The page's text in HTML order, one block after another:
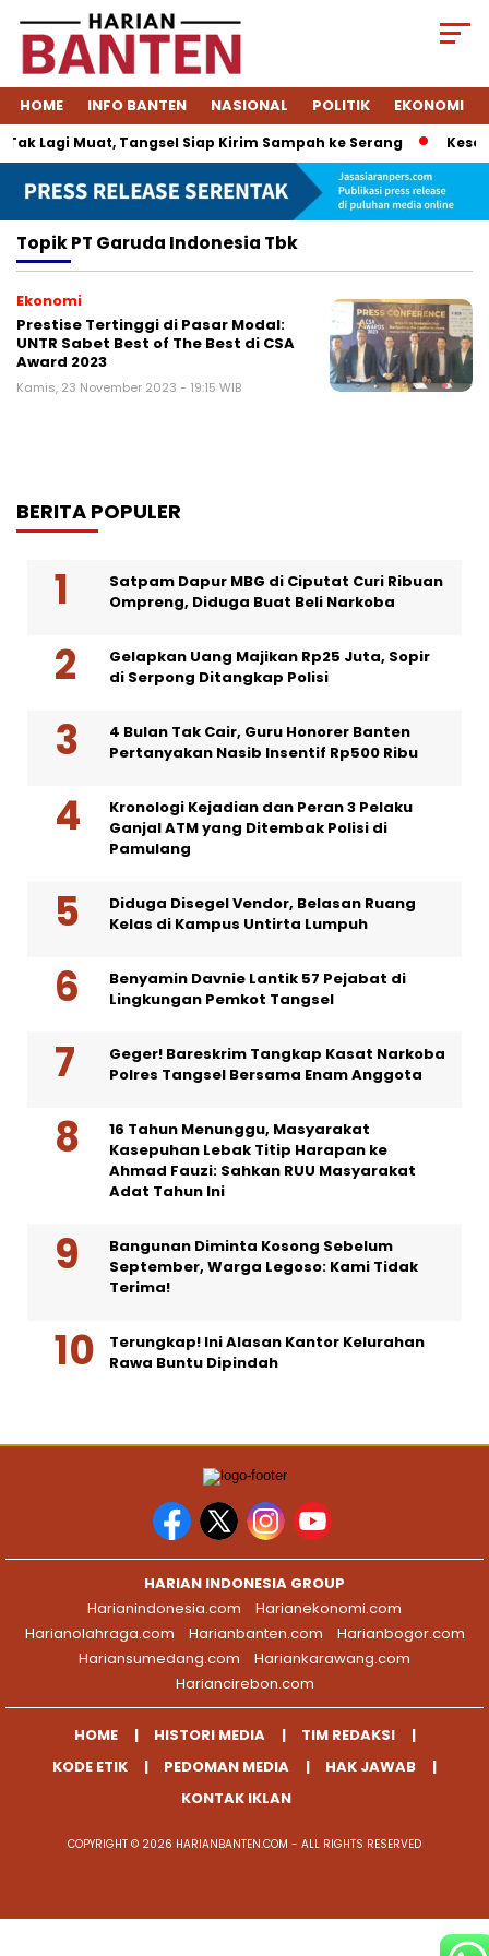
HOME INFO BANTEN NASIONAL POLITIK EKONOMI
Lagi Muat, Tangsel Siap Kirim Sampah ke Serang
TopikPT Garuda Indonesia Tbk
Ekonomi
Prestise Tertinggi di Pasar Modal:
UNTR Sabet Best of The Best di CSA
Award 2023
Kamis, 23 November 2023 - 19:15 WIB
BERITA POPULER
Satpam Dapur MBG di Ciputat Curi Ribuan
Ompreng, Diduga Buat Beli Narkoba
Gelapkan Uang Majikan Rp25 Juta, Sopir
di Serpong Ditangkap Polisi
4 Bulan Tak Cair, Guru Honorer Banten
Pertanyakan Nasib Insentif Rp500 Ribu
Kronologi Kejadian dan Peran 3 Pelaku
Ganjal ATM yang Ditembak Polisi di
Pamulang
Diduga Disegel Vendor, Belasan Ruang
Kelas di Kampus Untirta Lumpuh
Benyamin Davnie Lantik 57 Pejabat di
Lingkungan Pemkot Tangsel
Geger! Bareskrim Tangkap Kasat Narkoba
Polres Tangsel Bersama Enam Anggota
16 Tahun Menunggu, Masyarakat
Kasepuhan Lebak Titip Harapan ke
Ahmad Fauzi: Sahkan RUU Masyarakat
Adat Tahun Ini
Bangunan Diminta Kosong Sebelum
September, Warga Legoso: Kami Tidak
Terima!
Terungkap! Ini Alasan Kantor Kelurahan
Rawa Buntu Dipindah
HARIAN INDONESIA GROUP
Harianindonesia.com
Harianekonomi.com
Harianolahraga.com
Harianbanten.com
Harianbogor.com
Hariansumedang.com
Hariankarawang.com
Hariancirebon.com
HOME HISTORI MEDIA
TIM REDAKSI
KODE ETIK
PEDOMAN MEDIA
HAK JAWAB
KONTAK IKLAN
COPYRIGHT © 2026 HARIANBANTEN.COM - ALL RIGHTS RESERVED